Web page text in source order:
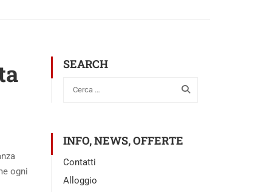
ogni
SEARCH
INFO, NEWS, OFFERTE
Contatti
Alloggio